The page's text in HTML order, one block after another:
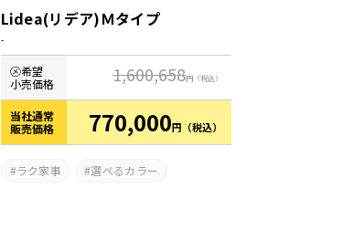
Lidea(リデア)Ｍタイプ
-
㋱希望
小売価格
1,600,658円 （税込）
当社通常
販売価格
770,000円 （税込）
ラク家事 選べるカラー